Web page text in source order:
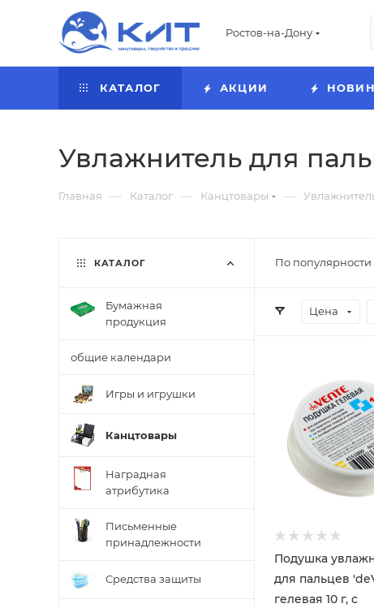
Ростов-на-Дону
КАТАЛОГ АКЦИИ
Увлажнитель для
Главная — Каталог — Канцтовары —
По популярности
Цена
Подушка
для пальцев
гелевая 10 г, с
КАТАЛОГ
Бумажная
продукция
общие календари
Игры и игрушки
Канцтовары
Наградная
атрибутика
Письменные
принадлежности
Средства защиты